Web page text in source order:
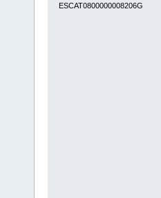
ESCAT0800000008206G